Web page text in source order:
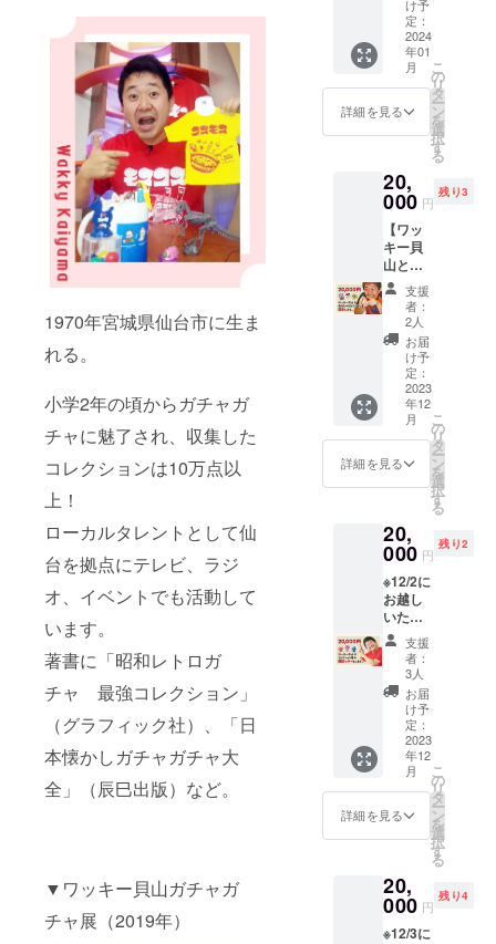
1970年宮城県仙台市に生ま
れる。
小学2年の頃からガチャガ
チャに魅了され、収集した
コレクションは10万点以
上！
ローカルタレントとして仙
台を拠点にテレビ、ラジ
オ、イベントでも活動して
います。
著書に「昭和レトロガ
チャ 最強コレクション」
（グラフィック社）、「日
本懐かしガチャガチャ大
全」（辰巳出版）など。
▼ワッキー貝山ガチャガ
チャ展（2019年）
け予
定：
2024
年01
月
詳細を見る
こ
の
リ
タ
ー
ン
を
選
択
す
る
20,
000 円
残り3
【ワッ
キー貝
山と交
流＆鑑
定】 ・
ワッ
キー貝
山があ
なたの
コレク
ション
を鑑定
します
・コス
モス復
刻トイ
セット
・サイ
ン本 ・
写真撮
影
※12/2,3
のいず
れかに
ご来場
いただ
く方向
けのリ
ターン
です。
支援
者：
2人
お届
け予
定：
2023
年12
月
詳細を見る
こ
の
リ
タ
ー
ン
を
選
択
す
る
20,
000 円
残り2
※12/2に
お越し
いただ
く方専
用※ 【5
組限
定】
ワッ
キー貝
山と交
流＆展
示解説
ツアー
・ワッ
キー貝
山がコ
ション
展の解
説ツ
アーを
支援
者：
3人
お届
け予
定：
2023
年12
月
詳細を見る
こ
の
リ
タ
ー
ン
を
選
択
す
る
20,
000 円
残り4
※12/3に